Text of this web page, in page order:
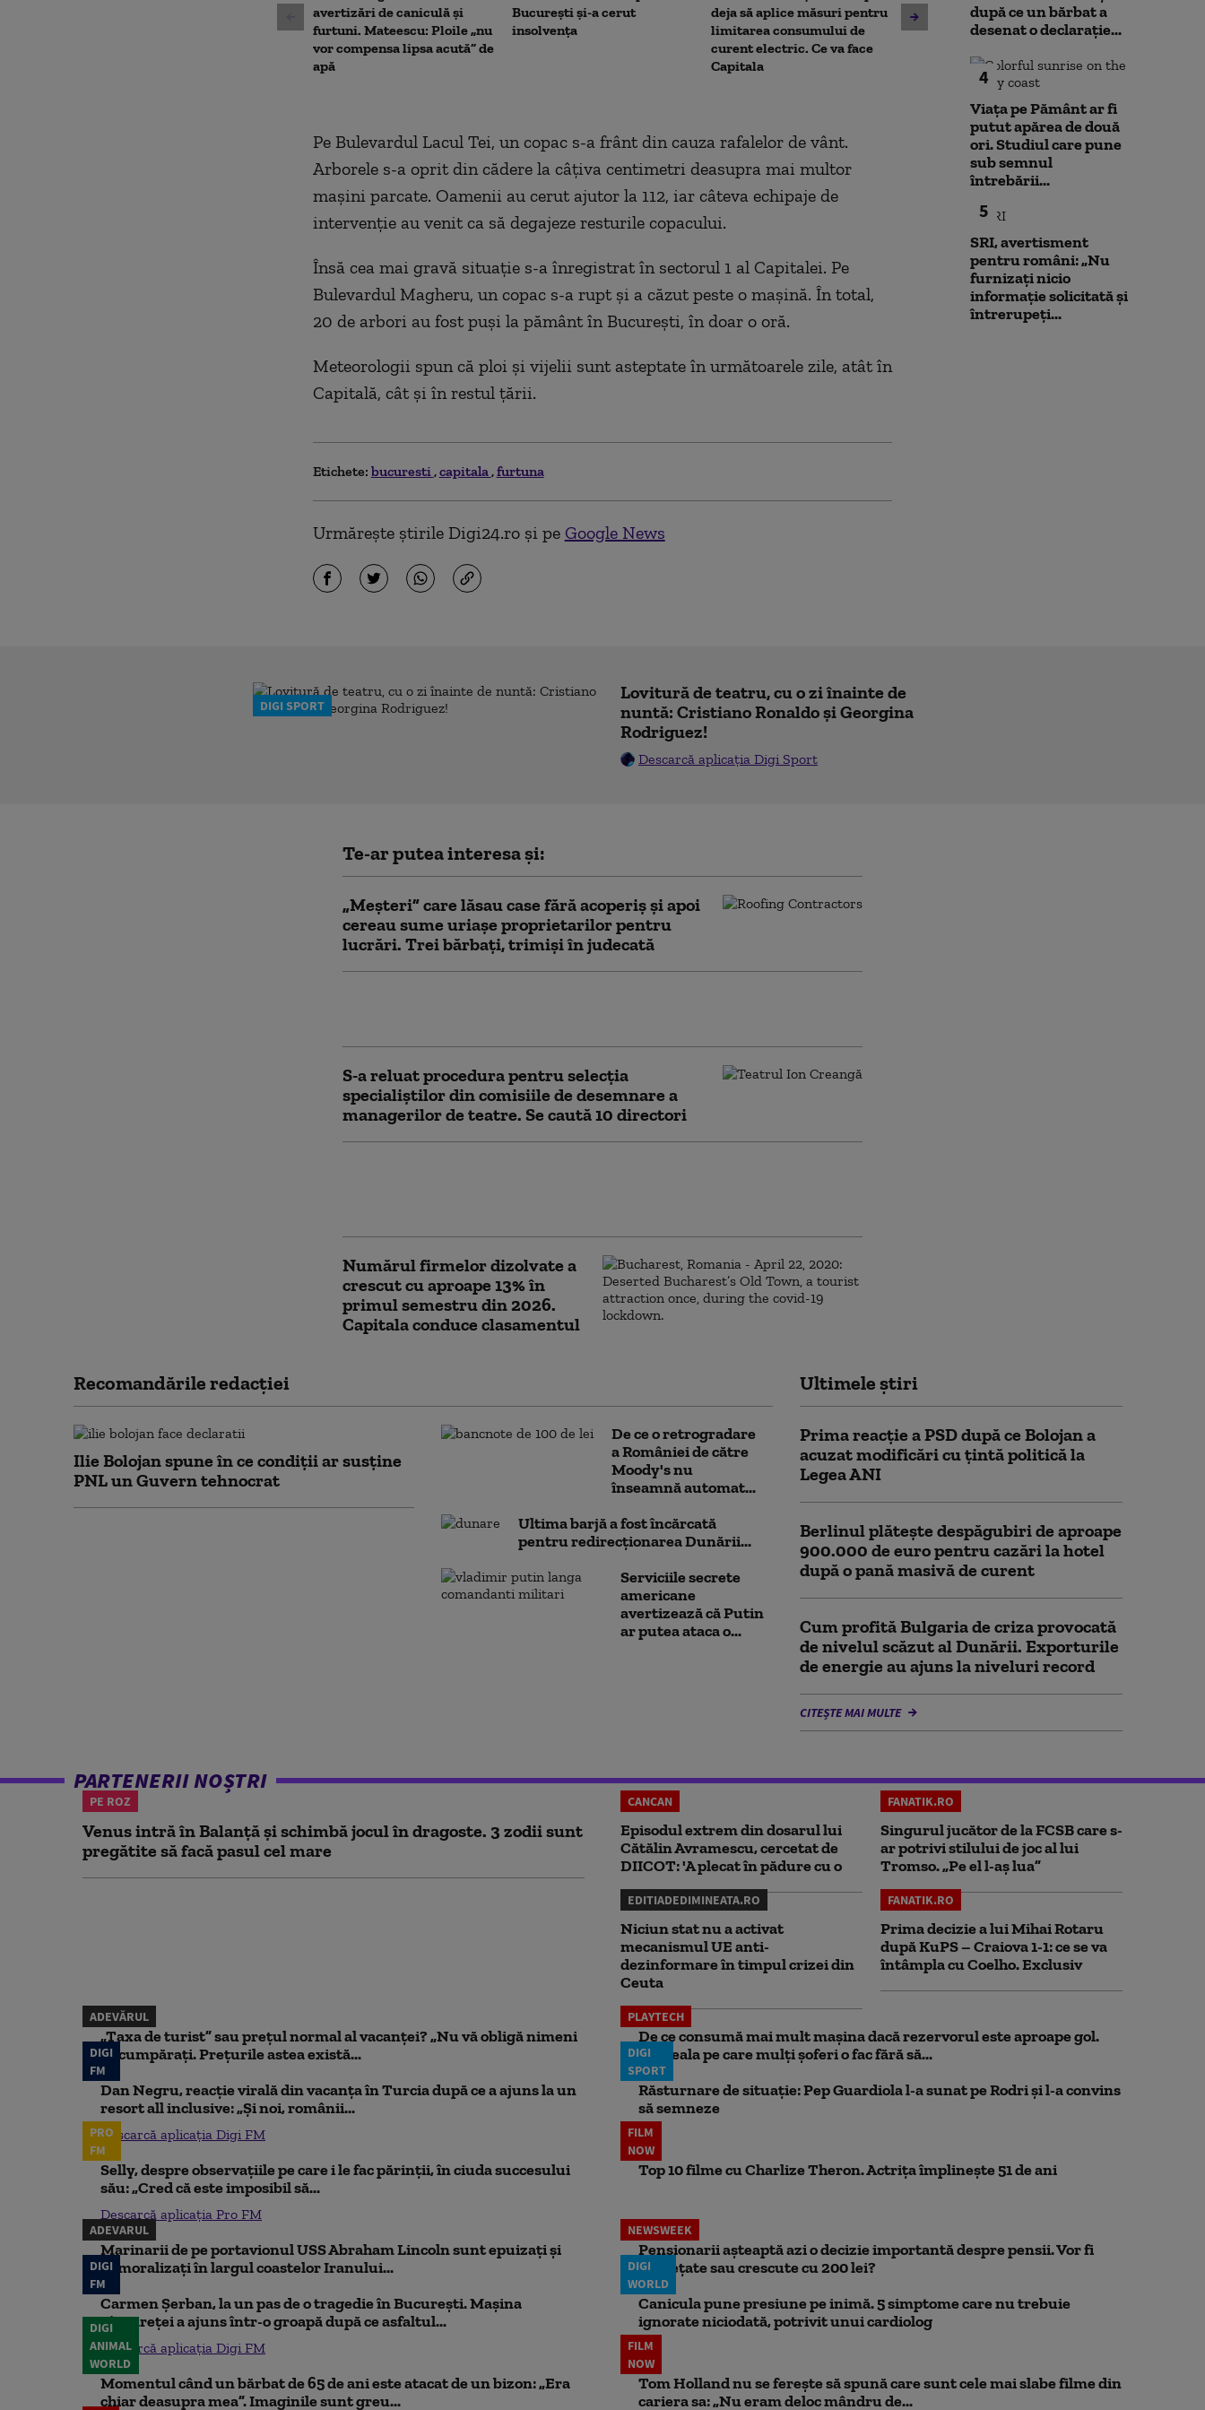
avertizări de caniculă și
furtuni. Mateescu: Ploile „nu
vor compensa lipsa acută” de
apă
București și-a cerut
insolvența
deja să aplice măsuri pentru
limitarea consumului de
curent electric. Ce va face
Capitala
Cristian Bușoi, despre criza
energetică: „Populația nu va
caută o a doua
anchetatori
Pe Bulevardul Lacul Tei, un copac s-a frânt din cauza rafalelor de vânt.
Arborele s-a oprit din cădere la câţiva centimetri deasupra mai multor
maşini parcate. Oamenii au cerut ajutor la 112, iar câteva echipaje de
intervenţie au venit ca să degajeze resturile copacului.
Însă cea mai gravă situaţie s-a înregistrat în sectorul 1 al Capitalei. Pe
Bulevardul Magheru, un copac s-a rupt şi a căzut peste o maşină. În total,
20 de arbori au fost puşi la pământ în Bucureşti, în doar o oră.
Meteorologii spun că ploi şi vijelii sunt asteptate în următoarele zile, atât în
Capitală, cât şi în restul ţării.
Etichete: bucuresti capitala furtuna
Urmărește știrile Digi24.ro și pe Google News
după ce un bărbat a
desenat o declarație...
4
Viața pe Pământ ar fi
putut apărea de două
ori. Studiul care pune
sub semnul
întrebării...
5
SRI, avertisment
pentru români: „Nu
furnizați nicio
informație solicitată și
întrerupeți...
DIGI SPORT
Lovitură de teatru, cu o zi înainte de
nuntă: Cristiano Ronaldo și Georgina
Rodriguez!
Descarcă aplicația Digi Sport
Te-ar putea interesa și:
„Meșteri” care lăsau case fără acoperiș și apoi
cereau sume uriașe proprietarilor pentru
lucrări. Trei bărbați, trimiși în judecată
S-a reluat procedura pentru selecţia
specialiştilor din comisiile de desemnare a
managerilor de teatre. Se caută 10 directori
Numărul firmelor dizolvate a
crescut cu aproape 13% în
primul semestru din 2026.
Capitala conduce clasamentul
Recomandările redacţiei
Ilie Bolojan spune în ce condiții ar susține
PNL un Guvern tehnocrat
De ce o retrogradare
a României de către
Moody's nu
înseamnă automat...
Ultima barjă a fost încărcată
pentru redirecționarea Dunării...
Serviciile secrete
americane
avertizează că Putin
ar putea ataca o...
Ultimele știri
Prima reacție a PSD după ce Bolojan a
acuzat modificări cu țintă politică la
Legea ANI
Berlinul plăteşte despăgubiri de aproape
900.000 de euro pentru cazări la hotel
după o pană masivă de curent
Cum profită Bulgaria de criza provocată
de nivelul scăzut al Dunării. Exporturile
de energie au ajuns la niveluri record
CITEȘTE MAI MULTE
PARTENERII NOȘTRI
PE ROZ
Venus intră în Balanță și schimbă jocul în dragoste. 3 zodii sunt
pregătite să facă pasul cel mare
CANCAN
Episodul extrem din dosarul lui
Cătălin Avramescu, cercetat de
DIICOT: 'A plecat în pădure cu o
FANATIK.RO
Singurul jucător de la FCSB care s-
ar potrivi stilului de joc al lui
Tromso. „Pe el l-aș lua”
EDITIADEDIMINEATA.RO
Niciun stat nu a activat
mecanismul UE anti-
dezinformare în timpul crizei din
Ceuta
FANATIK.RO
Prima decizie a lui Mihai Rotaru
după KuPS – Craiova 1-1: ce se va
întâmpla cu Coelho. Exclusiv
ADEVĂRUL
„Taxa de turist” sau prețul normal al vacanței? „Nu vă obligă nimeni
să cumpărați. Prețurile astea există...
PLAYTECH
De ce consumă mai mult mașina dacă rezervorul este aproape gol.
Greșeala pe care mulți șoferi o fac fără să...
DIGI
FM
Dan Negru, reacție virală din vacanța în Turcia după ce a ajuns la un
resort all inclusive: „Și noi, românii...
Descarcă aplicația Digi FM
DIGI
SPORT
Răsturnare de situație: Pep Guardiola l-a sunat pe Rodri și l-a convins
să semneze
PRO
FM
Selly, despre observațiile pe care i le fac părinții, în ciuda succesului
său: „Cred că este imposibil să...
Descarcă aplicația Pro FM
FILM
NOW
Top 10 filme cu Charlize Theron. Actrița împlinește 51 de ani
ADEVARUL
Marinarii de pe portavionul USS Abraham Lincoln sunt epuizați și
demoralizați în largul coastelor Iranului...
NEWSWEEK
Pensionarii așteaptă azi o decizie importantă despre pensii. Vor fi
înghețate sau crescute cu 200 lei?
DIGI
FM
Carmen Șerban, la un pas de o tragedie în București. Mașina
cântăreței a ajuns într-o groapă după ce asfaltul...
Descarcă aplicația Digi FM
DIGI
WORLD
Canicula pune presiune pe inimă. 5 simptome care nu trebuie
ignorate niciodată, potrivit unui cardiolog
DIGI
ANIMAL
WORLD
Momentul când un bărbat de 65 de ani este atacat de un bizon: „Era
chiar deasupra mea”. Imaginile sunt greu...
FILM
NOW
Tom Holland nu se ferește să spună care sunt cele mai slabe filme din
cariera sa: „Nu eram deloc mândru de...